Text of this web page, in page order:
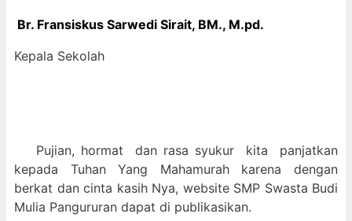
Br. Fransiskus Sarwedi Sirait, BM., M.pd.
Kepala Sekolah
Pujian, hormat dan rasa syukur kita panjatkan
kepada Tuhan Yang Mahamurah karena dengan
berkat dan cinta kasih Nya, website SMP Swasta Budi
Mulia Pangururan dapat di publikasikan.